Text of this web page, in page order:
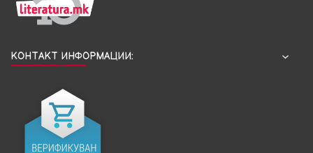
КОНТАКТ ИНФОРМАЦИИ: